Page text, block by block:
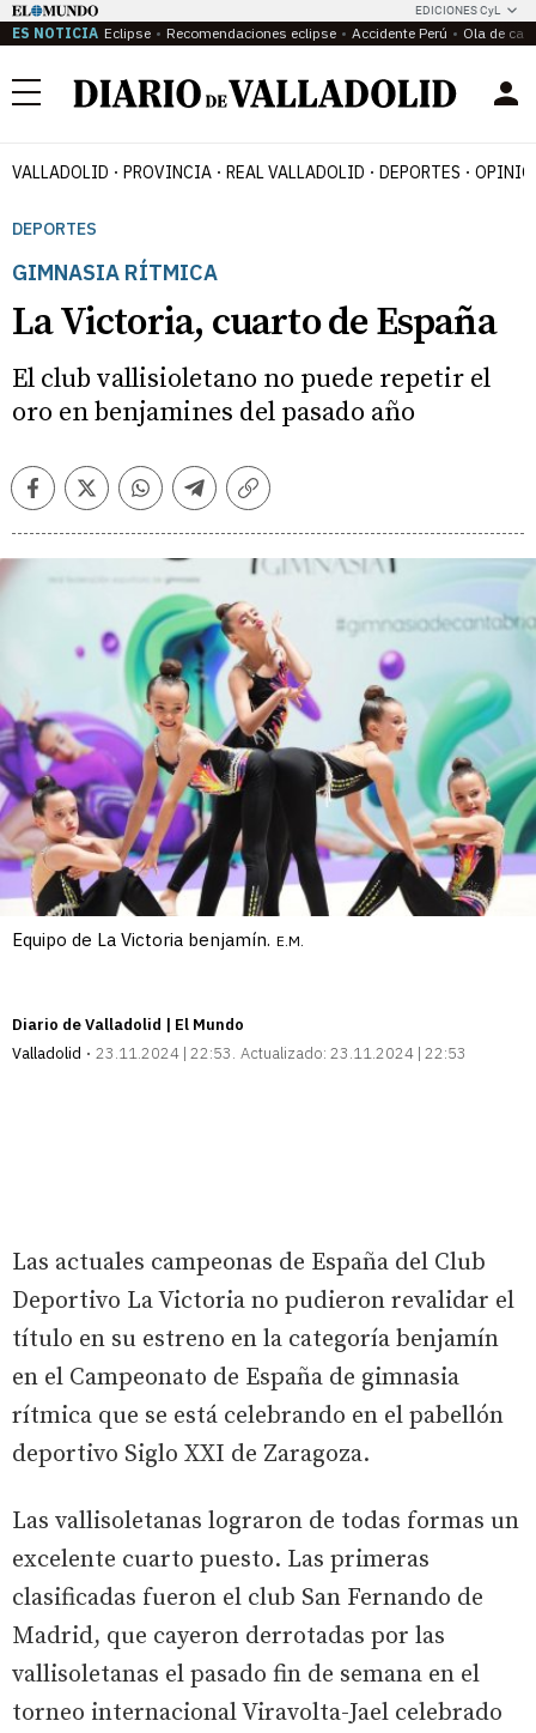
EDICIONES CyL
ES NOTICIA Eclipse Recomendaciones eclipse Accidente Perú Ola de
Menú
VALLADOLID PROVINCIA REAL VALLADOLID DEPORTES
DEPORTES
GIMNASIA RÍTMICA
La Victoria, cuarto de España
El club vallisioletano no puede repetir el
oro en benjamines del pasado año
FacebookTwitterWhatsappTelegramCopiar
Equipo de La Victoria benjamín. E.M.
Diario de Valladolid | El Mundo
Valladolid
23.11.2024 | 22:53 Actualizado: 23.11.2024 | 22:53
Las actuales campeonas de España del Club
Deportivo La Victoria no pudieron revalidar el
título en su estreno en la categoría benjamín
en el Campeonato de España de gimnasia
rítmica que se está celebrando en el pabellón
deportivo Siglo XXI de Zaragoza.
Las vallisoletanas lograron de todas formas un
excelente cuarto puesto. Las primeras
clasificadas fueron el club San Fernando de
Madrid, que cayeron derrotadas por las
vallisoletanas el pasado fin de semana en el
torneo internacional Viravolta-Jael celebrado